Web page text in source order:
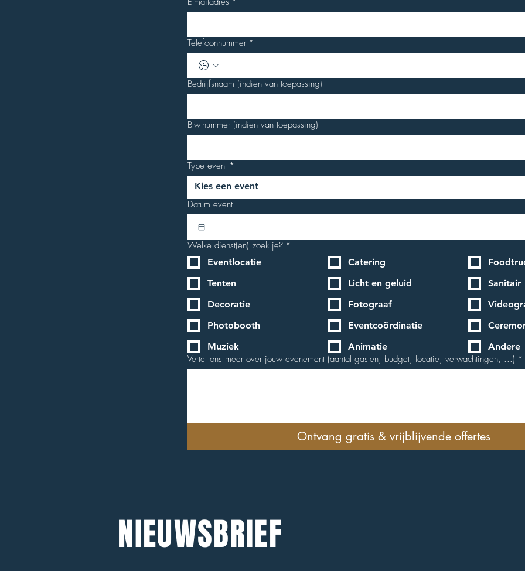
Telefoonnummer *
Bedrijfsnaam (indien van toepassing)
Btw-nummer (indien van toepassing)
Type event *
Kies een event
Datum event
Welke dienst(en) zoek je? *
Eventlocatie Catering
Tenten
Licht en geluid
Sanitair
Decoratie
Fotograaf
Photobooth
Eventcoördinatie
Muziek
Animatie Andere
Vertel ons meer over jouw evenement (aantal gasten, budget, locatie, verwachtingen, ...) *
Ontvang gratis & vrijblijvende offertes
NIEUWSBRIEF